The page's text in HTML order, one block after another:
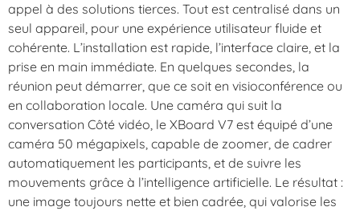
appel à des solutions tierces. Tout est centralisé dans un
seul appareil, pour une expérience utilisateur fluide et
cohérente. L’installation est rapide, l’interface claire, et la
prise en main immédiate. En quelques secondes, la
réunion peut démarrer, que ce soit en visioconférence ou
en collaboration locale. Une caméra qui suit la
conversation Côté vidéo, le XBoard V7 est équipé d’une
caméra 50 mégapixels, capable de zoomer, de cadrer
automatiquement les participants, et de suivre les
mouvements grâce à l’intelligence artificielle. Le résultat :
une image toujours nette et bien cadrée, qui valorise les